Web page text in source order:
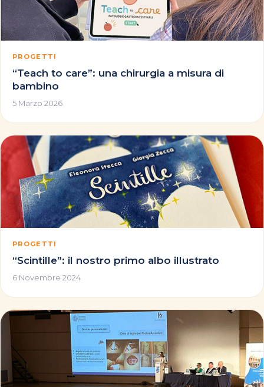
PROGETTI
“Teach to care”: una chirurgia a misura di
bambino
5 Marzo 2026
PROGETTI
“Scintille”: il nostro primo albo illustrato
6 Novembre 2024